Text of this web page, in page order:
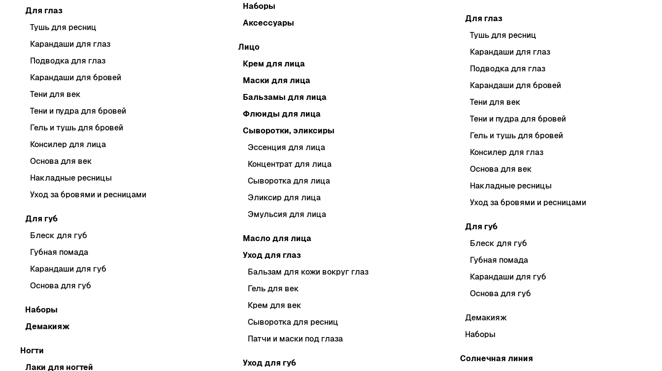
Для глаз
Тушь для ресниц
Карандаши для глаз
Подводка для глаз
Карандаши для бровей
Тени для век
Тени и пудра для бровей
Гель и тушь для бровей
Консилер для лица
Основа для век
Накладные ресницы
Уход за бровями и ресницами
Для губ
Блеск для губ
Губная помада
Карандаши для губ
Основа для губ
Наборы
Демакияж
Ногти
Лаки для ногтей
Наборы
Аксессуары
Лицо
Крем для лица
Маски для лица
Бальзамы для лица
Флюиды для лица
Сыворотки, эликсиры
Эссенция для лица
Концентрат для лица
Сыворотка для лица
Эликсир для лица
Эмульсия для лица
Масло для лица
Уход для глаз
Бальзам для кожи вокруг глаз
Гель для век
Крем для век
Сыворотка для ресниц
Патчи и маски под глаза
Уход для губ
Для глаз
Тушь для ресниц
Карандаши для глаз
Подводка для глаз
Карандаши для бровей
Тени для век
Тени и пудра для бровей
Гель и тушь для бровей
Консилер для глаз
Основа для век
Накладные ресницы
Уход за бровями и ресницами
Для губ
Блеск для губ
Губная помада
Карандаши для губ
Основа для губ
Демакияж
Наборы
Солнечная линия